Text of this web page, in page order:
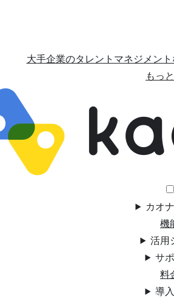
大手企業のタレントマネジメント
もっ
カオ
機
活用
サ
料
導